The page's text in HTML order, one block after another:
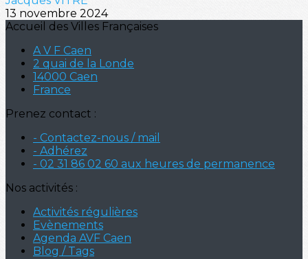
13 novembre 2024
Accueil des Villes Françaises
A V F Caen
2 quai de la Londe
14000 Caen
France
Prenez contact :
- Contactez-nous / mail
- Adhérez
- 02 31 86 02 60 aux heures de permanence
Nos activités :
Activités régulières
Evènements
Agenda AVF Caen
Blog / Tags